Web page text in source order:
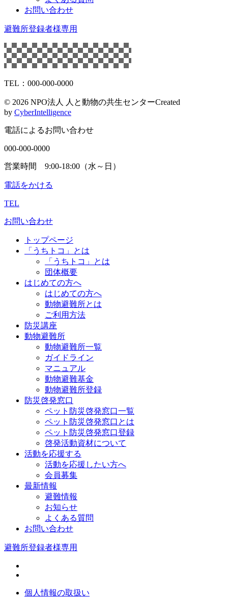
お問い合わせ
避難所登録者様専用
TEL：000-000-0000
© 2026 NPO法人 人と動物の共生センターCreated
by CyberIntelligence
電話によるお問い合わせ
000-000-0000
営業時間 9:00-18:00（水～日）
電話をかける
TEL
お問い合わせ
トップページ
「うちトコ」とは
「うちトコ」とは
団体概要
はじめての方へ
はじめての方へ
動物避難所とは
ご利用方法
防災講座
動物避難所
動物避難所一覧
ガイドライン
マニュアル
動物避難基金
動物避難所登録
防災啓発窓口
ペット防災啓発窓口一覧
ペット防災啓発窓口とは
ペット防災啓発窓口登録
啓発活動資材について
活動を応援する
活動を応援したい方へ
会員募集
最新情報
避難情報
お知らせ
よくある質問
お問い合わせ
避難所登録者様専用
個人情報の取扱い